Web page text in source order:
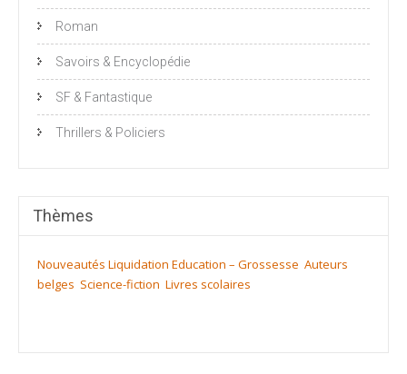
Roman
Savoirs & Encyclopédie
SF & Fantastique
Thrillers & Policiers
Thèmes
Nouveautés Liquidation Education – Grossesse Auteurs
belges Science-fiction Livres scolaires